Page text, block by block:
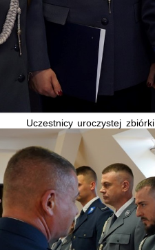
Uczestnicy uroczystej zbiórki